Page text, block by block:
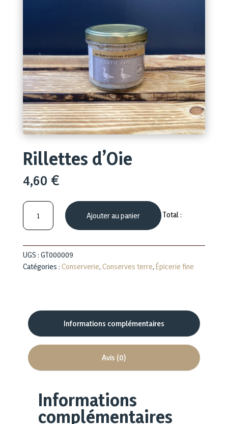
Rillettes d’Oie
4,60 €
quantité
Rillettes
Ajouter au panier Total :
UGS : GT000009
Catégories : Conserverie, Conserves terre, Épicerie fine
Informations complémentaires
Avis (0)
Informations
complémentaires